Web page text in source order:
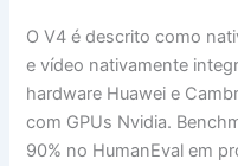
O V4 é descrito como
e vídeo nativamente
hardware Huawei e
com GPUs Nvidia.
90% no HumanEval em